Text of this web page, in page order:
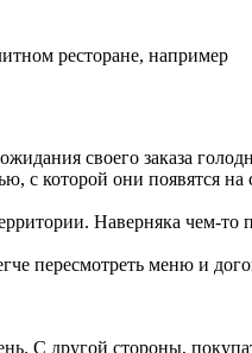
ресторане, например
своего заказа
с которой они появятся на
Наверняка чем-то
пересмотреть меню и
С другой стороны,